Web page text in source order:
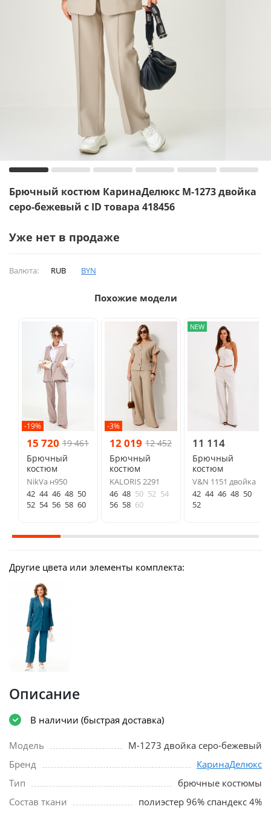
Брючный костюм КаринаДелюкс М-1273 двойка
серо-бежевый с ID товара 418456
Уже нет в продаже
Валюта: RUB BYN
Похожие модели
-19%
15 720 19 461
Брючный
костюм
NikVa н950
42 44 46 48 50
52 54 56 58 60
-3%
12 019 12 452
Брючный
костюм
KALORIS 2291
46 48 50 52 54
56 58 60
NEW
11 114
Брючный
костюм
V&N 1151 двойка
42 44 46 48 50
52
Другие цвета или элементы комплекта:
Описание
В наличии (быстрая доставка)
Модель
М-1273 двойка серо-бежевый
Бренд
КаринаДелюкс
Тип
брючные костюмы
Состав ткани
полиэстер 96% спандекс 4%